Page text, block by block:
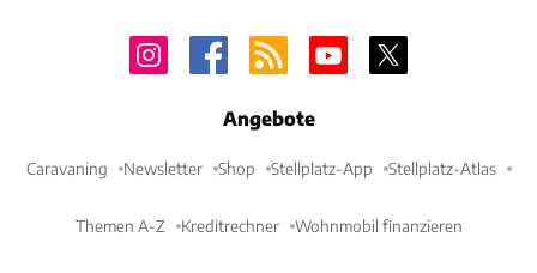
Angebote
Caravaning Newsletter Shop Stellplatz-App Stellplatz-Atlas
Themen A-Z Kreditrechner Wohnmobil finanzieren